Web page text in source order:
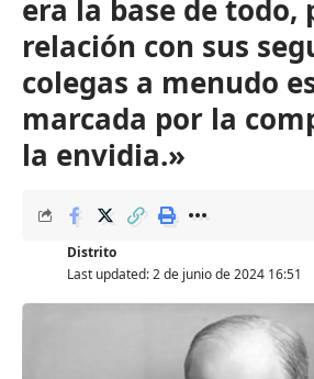
era la base de todo,
relación con sus
colegas a menudo
marcada por la
la envidia.»
Last updated: 2 de junio de 2024 16:51
Distrito